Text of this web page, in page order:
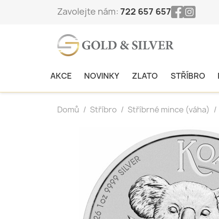
Zavolejte nám: 722 657 657
AKCE NOVINKY ZLATO STŘÍBRO
Domů Stříbro Stříbrné mince (váha)